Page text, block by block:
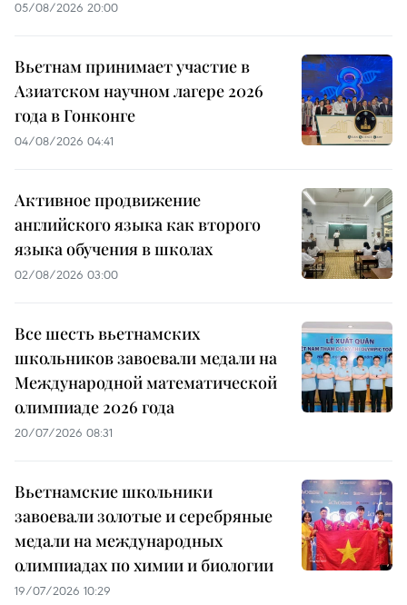
05/08/2026 20:00
Вьетнам принимает участие в
Азиатском научном лагере 2026
года в Гонконге
04/08/2026 04:41
Активное продвижение
английского языка как второго
языка обучения в школах
02/08/2026 03:00
Все шесть вьетнамских
школьников завоевали медали на
Международной математической
олимпиаде 2026 года
20/07/2026 08:31
Вьетнамские школьники
завоевали золотые и серебряные
медали на международных
олимпиадах по химии и биологии
19/07/2026 10:29